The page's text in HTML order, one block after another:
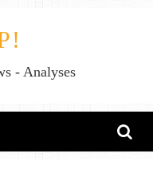
- Analyses